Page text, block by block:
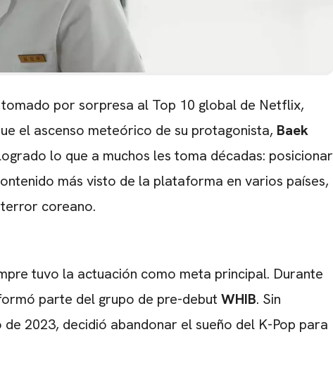
por sorpresa al Top 10 global de Netflix,
el ascenso meteórico de su protagonista, Baek
lo que a muchos les toma décadas: posicionar
más visto de la plataforma en varios países,
coreano.
tuvo la actuación como meta principal. Durante
parte del grupo de pre-debut WHIB. Sin
2023, decidió abandonar el sueño del K-Pop para